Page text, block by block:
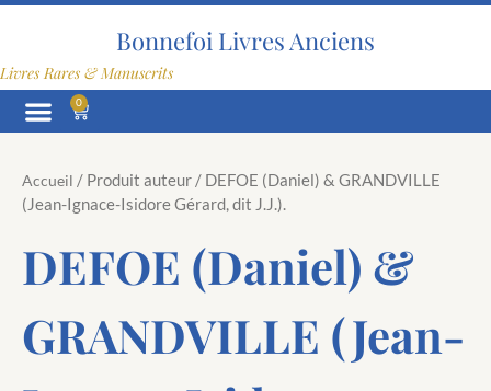
Aller
Bonnefoi Livres Anciens
Livres Rares & Manuscrits
0
Panier
Accueil / Produit auteur / DEFOE (Daniel) & GRANDVILLE
(Jean-Ignace-Isidore Gérard, dit J.J.).
DEFOE (Daniel) &
GRANDVILLE (Jean-